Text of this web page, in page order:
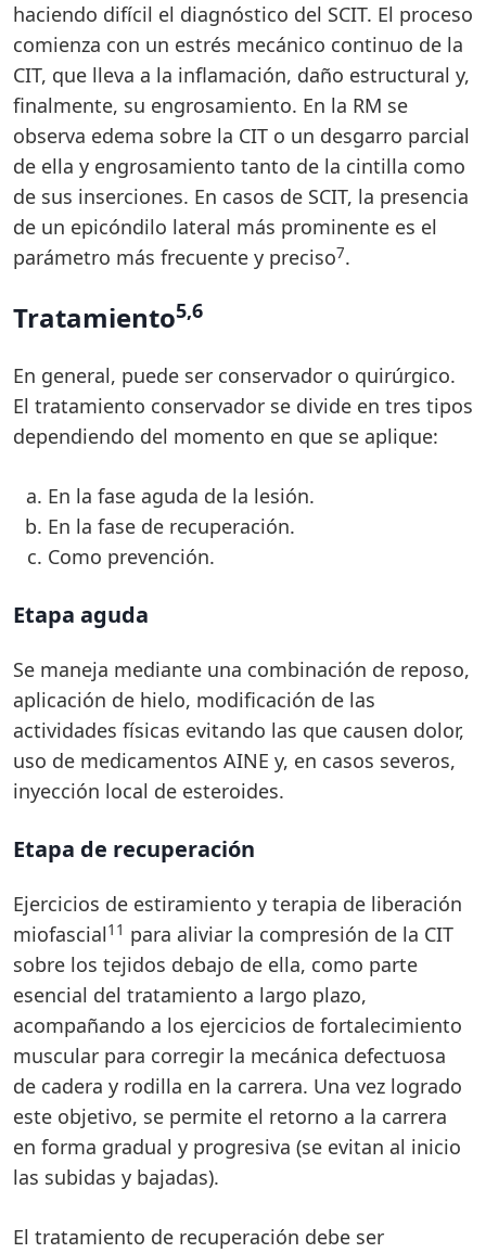
haciendo difícil el diagnóstico del SCIT. El proceso
comienza con un estrés mecánico continuo de la
CIT, que lleva a la inflamación, daño estructural y,
finalmente, su engrosamiento. En la RM se
observa edema sobre la CIT o un desgarro parcial
de ella y engrosamiento tanto de la cintilla como
de sus inserciones. En casos de SCIT, la presencia
de un epicóndilo lateral más prominente es el
parámetro más frecuente y preciso7.
Tratamiento5,6
En general, puede ser conservador o quirúrgico.
El tratamiento conservador se divide en tres tipos
dependiendo del momento en que se aplique:
En la fase aguda de la lesión.
En la fase de recuperación.
Como prevención.
Etapa aguda
Se maneja mediante una combinación de reposo,
aplicación de hielo, modificación de las
actividades físicas evitando las que causen dolor,
uso de medicamentos AINE y, en casos severos,
inyección local de esteroides.
Etapa de recuperación
Ejercicios de estiramiento y terapia de liberación
miofascial11 para aliviar la compresión de la CIT
sobre los tejidos debajo de ella, como parte
esencial del tratamiento a largo plazo,
acompañando a los ejercicios de fortalecimiento
muscular para corregir la mecánica defectuosa
de cadera y rodilla en la carrera. Una vez logrado
este objetivo, se permite el retorno a la carrera
en forma gradual y progresiva (se evitan al inicio
las subidas y bajadas).
El tratamiento de recuperación debe ser